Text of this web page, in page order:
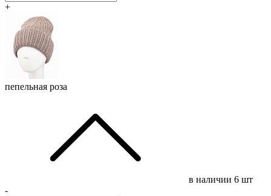
+
пепельная роза
в наличии 6 шт
-